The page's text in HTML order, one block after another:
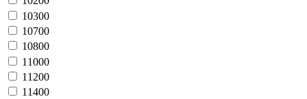
10300
10700
10800
11000
11200
11400